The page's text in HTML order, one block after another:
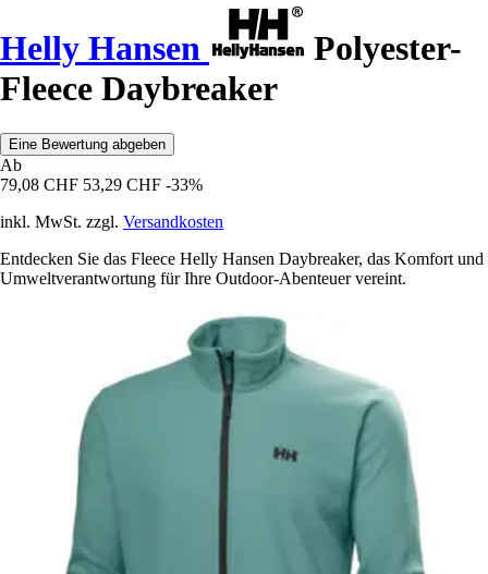
Helly Hansen
Polyester-
Fleece Daybreaker
Eine Bewertung abgeben
Ab
79,08 CHF 53,29 CHF -33%
inkl. MwSt. zzgl. Versandkosten
Entdecken Sie das Fleece Helly Hansen Daybreaker, das Komfort und
Umweltverantwortung für Ihre Outdoor-Abenteuer vereint.